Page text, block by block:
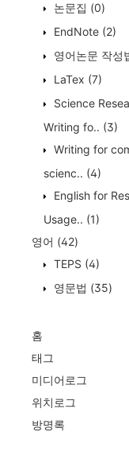
논문집 (0)
EndNote (2)
영어논문 작성
LaTex (7)
Science
Writing fo.. (3)
Writing for
scienc.. (4)
English for
Usage.. (1)
영어 (42)
TEPS (4)
영문법 (35)
홈
태그
미디어로그
위치로그
방명록